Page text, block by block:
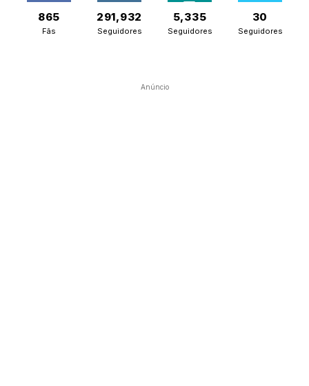
865
Fãs
291,932
Seguidores
5,335
Seguidores
30
Seguidores
Anúncio